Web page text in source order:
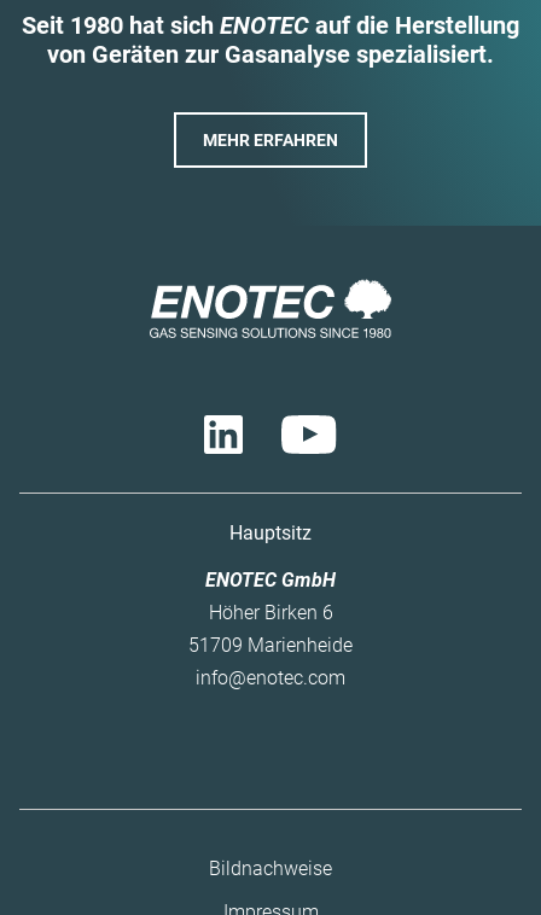
Seit 1980 hat sich ENOTEC auf die Herstellung
von Geräten zur Gasanalyse spezialisiert.
MEHR ERFAHREN
Hauptsitz
ENOTEC GmbH
Höher Birken 6
51709 Marienheide
info@enotec.com
Navigation
Bildnachweise